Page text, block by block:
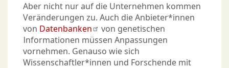
Aber nicht nur auf die Unternehmen kommen
Veränderungen zu. Auch die Anbieter*innen
von Datenbanken
von genetischen
Informationen müssen Anpassungen
vornehmen. Genauso wie sich
Wissenschaftler*innen und Forschende mit